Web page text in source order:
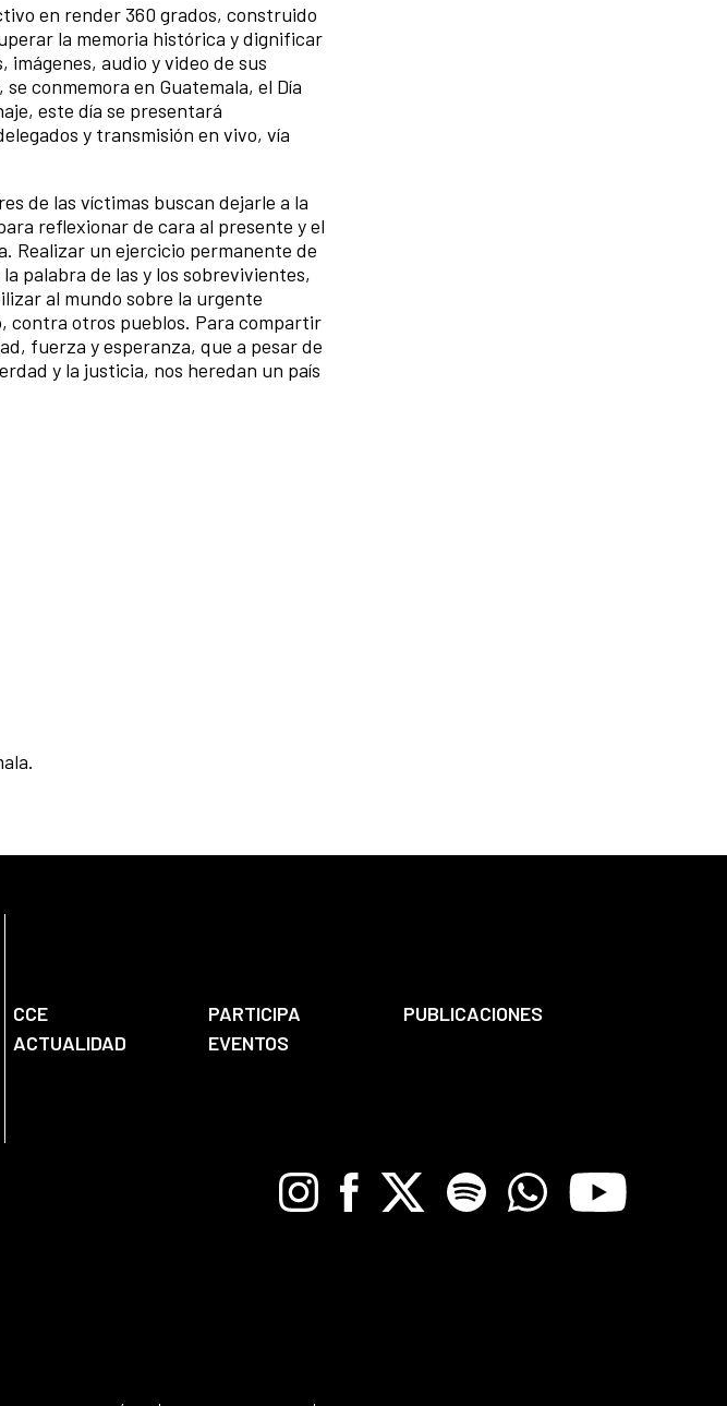
en render 360 grados, construido
la memoria histórica y dignificar
audio y video de sus
conmemora en Guatemala, el Día
este día se presentará
y transmisión en vivo, vía
de las víctimas buscan dejarle a la
reflexionar de cara al presente y el
Realizar un ejercicio permanente de
palabra de las y los sobrevivientes,
al mundo sobre la urgente
contra otros pueblos. Para compartir
fuerza y esperanza, que a pesar de
y la justicia, nos heredan un país
CCE PARTICIPA
PUBLICACIONES
ACTUALIDAD
EVENTOS
InstagramFacebook
X Spotify WhatsappYoutube